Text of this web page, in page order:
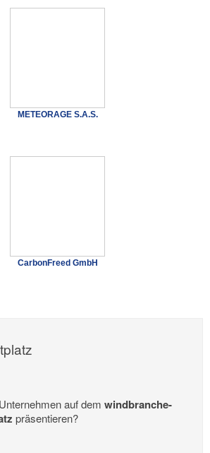
METEORAGE S.A.S.
CarbonFreed GmbH
auf demwindbranche-
präsentieren?